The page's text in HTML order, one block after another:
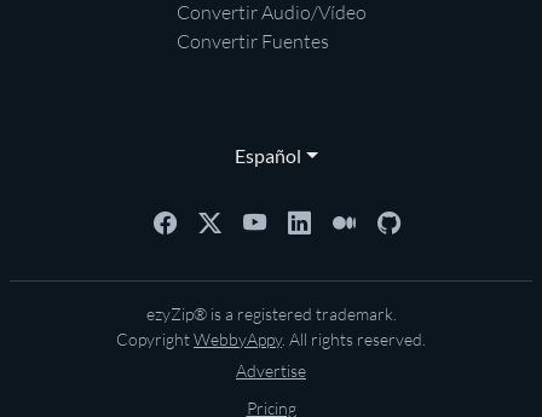
Convertir Audio/Vídeo
Convertir Fuentes
Español
ezyZip® is a registered trademark.
CopyrightWebbyAppy. All rights reserved.
Advertise
Pricing